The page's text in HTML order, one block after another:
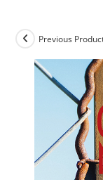
Previous